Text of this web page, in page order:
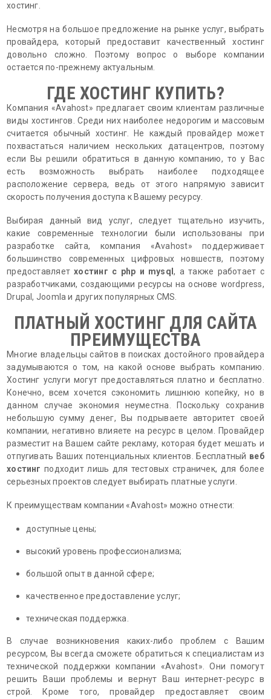
хостинг.
Несмотря на большое предложение на рынке услуг, выбрать
провайдера, который предоставит качественный хостинг
довольно сложно. Поэтому вопрос о выборе компании
остается по-прежнему актуальным.
ГДЕ ХОСТИНГ КУПИТЬ?
Компания «Avahost» предлагает своим клиентам различные
виды хостингов. Среди них наиболее недорогим и массовым
считается обычный хостинг. Не каждый провайдер может
похвастаться наличием нескольких датацентров, поэтому
если Вы решили обратиться в данную компанию, то у Вас
есть возможность выбрать наиболее подходящее
расположение сервера, ведь от этого напрямую зависит
скорость получения доступа к Вашему ресурсу.
Выбирая данный вид услуг, следует тщательно изучить,
какие современные технологии были использованы при
разработке сайта, компания «Avahost» поддерживает
большинство современных цифровых новшеств, поэтому
предоставляетхостинг с php и mysql, а также работает с
разработчиками, создающими ресурсы на основе wordpress,
Drupal, Joomla и других популярных CMS.
ПЛАТНЫЙ ХОСТИНГ ДЛЯ САЙТА
ПРЕИМУЩЕСТВА
Многие владельцы сайтов в поисках достойного провайдера
задумываются о том, на какой основе выбрать компанию.
Хостинг услуги могут предоставляться платно и бесплатно.
Конечно, всем хочется сэкономить лишнюю копейку, но в
данном случае экономия неуместна. Поскольку сохранив
небольшую сумму денег, Вы подрываете авторитет своей
компании, негативно влияете на ресурс в целом. Провайдер
разместит на Вашем сайте рекламу, которая будет мешать и
отпугивать Ваших потенциальных клиентов. Бесплатный веб
хостинг подходит лишь для тестовых страничек, для более
серьезных проектов следует выбирать платные услуги.
К преимуществам компании «Avahost» можно отнести:
доступные цены;
высокий уровень профессионализма;
большой опыт в данной сфере;
качественное предоставление услуг;
техническая поддержка.
В случае возникновения каких-либо проблем с Вашим
ресурсом, Вы всегда сможете обратиться к специалистам из
технической поддержки компании «Avahost». Они помогут
решить Ваши проблемы и вернут Ваш интернет-ресурс в
строй. Кроме того, провайдер предоставляет своим